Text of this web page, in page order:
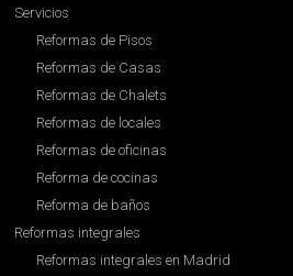
Servicios
Reformas de Pisos
Reformas de Casas
Reformas de Chalets
Reformas de locales
Reformas de oficinas
Reforma de cocinas
Reforma de baños
Reformas integrales
Reformas integrales en Madrid